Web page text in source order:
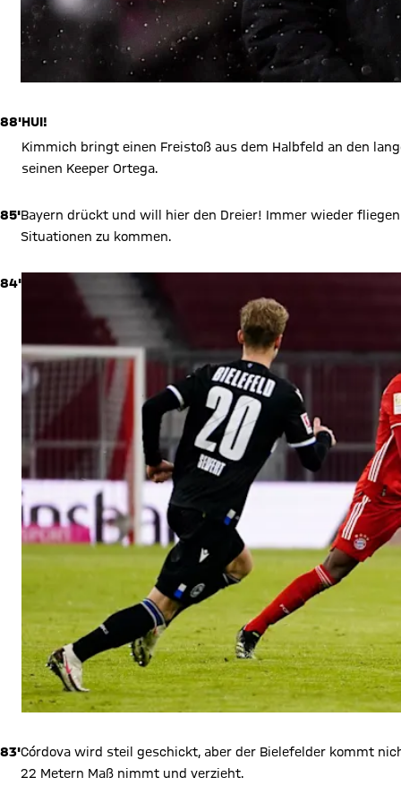
88'HUI!
Kimmich bringt einen Freistoß aus dem Halbfeld an den
seinen Keeper Ortega.
85'Bayern drückt und will hier den Dreier! Immer wieder
Situationen zu kommen.
84'
83'Córdova wird steil geschickt, aber der Bielefelder kommt
22 Metern Maß nimmt und verzieht.